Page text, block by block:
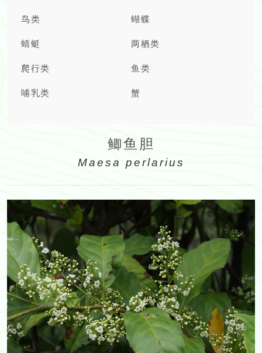
鸟类 蝴蝶
蜻蜓 两栖类
爬行类 鱼类
哺乳类 蟹
鲫鱼胆
Maesa perlarius